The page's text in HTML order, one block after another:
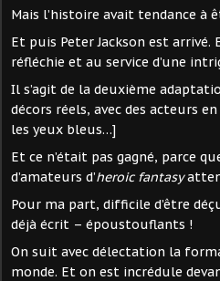
Mais l’histoire avait tendance à
Et puis Peter Jackson est
réfléchie et au service d’une
Il s’agit de la deuxième
décors réels, avec des acteurs
les yeux bleus…]
Et ce n’était pas gagné, parce
d’amateurs d’heroic fantasy
Pour ma part, difficile d’être
déjà écrit – époustouflants !
On suit avec délectation la
monde. Et on est incrédule